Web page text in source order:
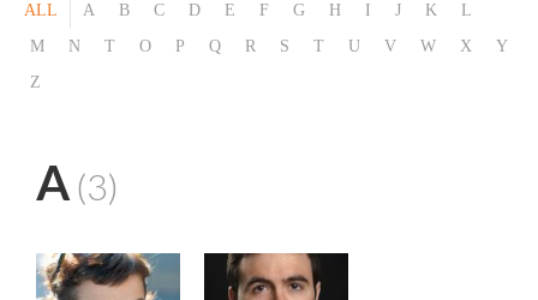
ALL A B C D E F G H I J K
L
M
N T O P Q R S T U V W X
Y
Z
A(3)